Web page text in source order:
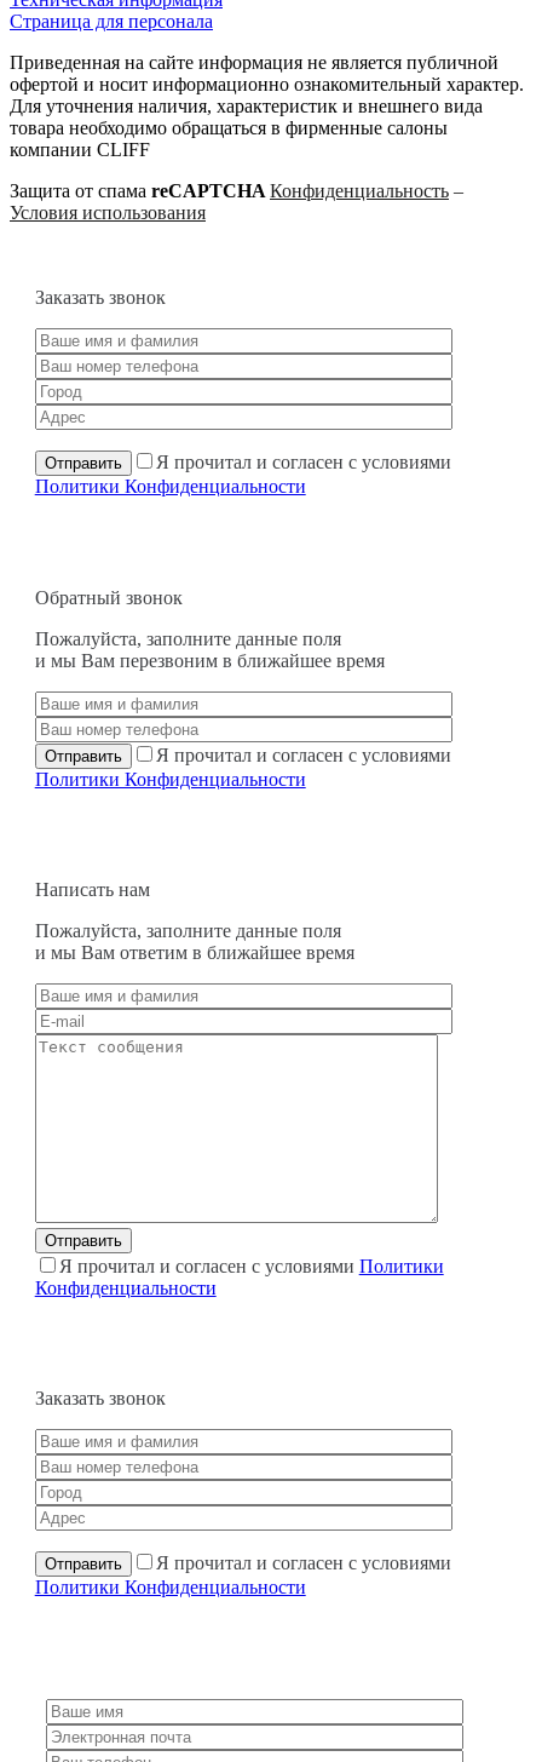
Страница для персонала
Приведенная на сайте информация не является публичной
офертой и носит информационно ознакомительный характер.
Для уточнения наличия, характеристик и внешнего вида
товара необходимо обращаться в фирменные салоны
компании CLIFF
Защита от спама reCAPTCHA Конфиденциальность –
Условия использования
Заказать звонок
Я прочитал и согласен с условиями
Политики Конфиденциальности
Обратный звонок
Пожалуйста, заполните данные поля
и мы Вам перезвоним в ближайшее время
Я прочитал и согласен с условиями
Политики Конфиденциальности
Написать нам
Пожалуйста, заполните данные поля
и мы Вам ответим в ближайшее время
Я прочитал и согласен с условиями Политики
Конфиденциальности
Заказать звонок
Я прочитал и согласен с условиями
Политики Конфиденциальности